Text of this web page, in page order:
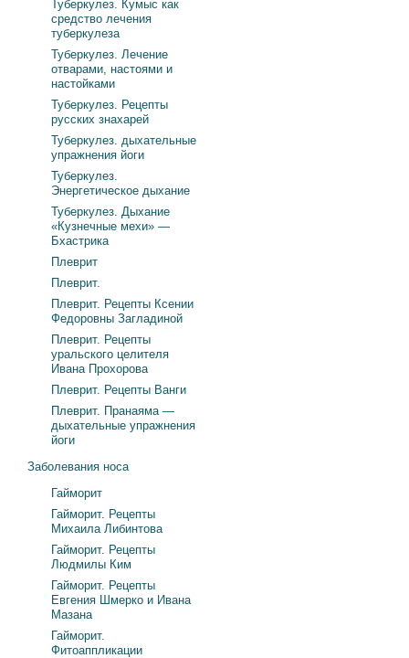
Туберкулез. Кумыс как
средство лечения
туберкулеза
Туберкулез. Лечение
отварами, настоями и
настойками
Туберкулез. Рецепты
русских знахарей
Туберкулез. дыхательные
упражнения йоги
Туберкулез.
Энергетическое дыхание
Туберкулез. Дыхание
«Кузнечные мехи» —
Бхастрика
Плеврит
Плеврит.
Плеврит. Рецепты Ксении
Федоровны Загладиной
Плеврит. Рецепты
уральского целителя
Ивана Прохорова
Плеврит. Рецепты Ванги
Плеврит. Пранаяма —
дыхательные упражнения
йоги
Заболевания носа
Гайморит
Гайморит. Рецепты
Михаила Либинтова
Гайморит. Рецепты
Людмилы Ким
Гайморит. Рецепты
Евгения Шмерко и Ивана
Мазана
Гайморит.
Фитоаппликации